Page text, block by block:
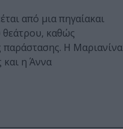
από μια πηγαίακαι
θεάτρου, καθώς
παράστασης. Η Μαριανίνα
και η Άννα